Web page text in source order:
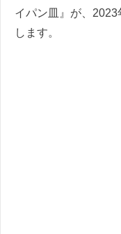
イパン皿』が、
します。